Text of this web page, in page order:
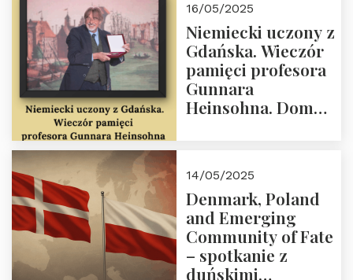
Dom Trójmorza 23
maja 2025 r. godz.
18:00.
16/05/2025
Niemiecki uczony z
Gdańska. Wieczór
pamięci profesora
Gunnara
Heinsohna. Dom
14/05/2025
Denmark, Poland
and Emerging
Community of Fate
– spotkanie z
duńskimi